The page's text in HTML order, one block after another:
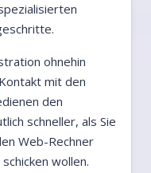
ohnehin
mit den
den
schneller, als Sie
Web-Rechner
wollen.